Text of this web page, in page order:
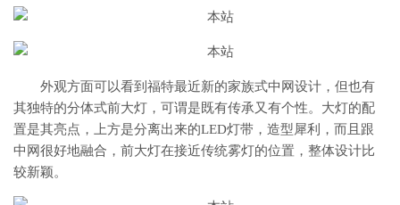
外观方面可以看到福特最近新的家族式中网设计，但也有
其独特的分体式前大灯，可谓是既有传承又有个性。大灯的配
置是其亮点，上方是分离出来的LED灯带，造型犀利，而且跟
中网很好地融合，前大灯在接近传统雾灯的位置，整体设计比
较新颖。